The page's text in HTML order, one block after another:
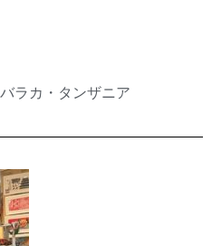
バラカ・タンザニア